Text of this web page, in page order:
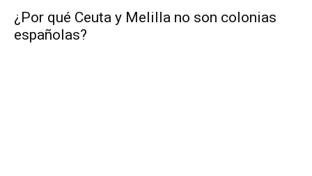
¿Por qué Ceuta y Melilla no son colonias
españolas?